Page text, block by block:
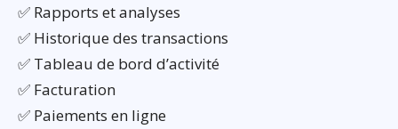
✅ Rapports et analyses
✅ Historique des transactions
✅ Tableau de bord d’activité
✅ Facturation
✅ Paiements en ligne